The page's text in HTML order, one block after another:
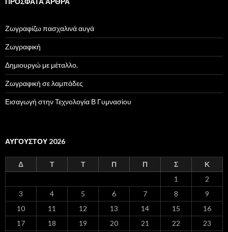
Ζωγραφίζω πασχαλινά αυγά
Ζωγραφική
Δημιουργώ με μέταλλο.
Ζωγραφική σε λαμπάδες
Εισαγωγή στην Τεχνολογία Β Γυμνασίου
ΑΥΓΟΎΣΤΟΥ 2026
Δ Τ Τ Π Π Σ Κ
1
2
3
4 5 6 7 8
9
10
11 12 13 14 15
16
17
18 19 20 21 22
23